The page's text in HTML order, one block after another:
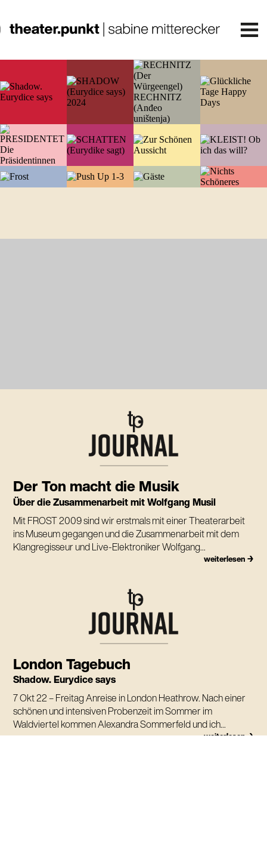
Der Ton macht die Musik
Über die Zusammenarbeit mit Wolfgang Musil
Mit FROST 2009 sind wir erstmals mit einer Theaterarbeit
ins Museum gegangen und die Zusammenarbeit mit dem
Klangregisseur und Live-Elektroniker Wolfgang...
weiterlesen →
London Tagebuch
Shadow. Eurydice says
7 Okt 22 – Freitag Anreise in London Heathrow. Nach einer
schönen und intensiven Probenzeit im Sommer im
Waldviertel kommen Alexandra Sommerfeld und ich...
weiterlesen →